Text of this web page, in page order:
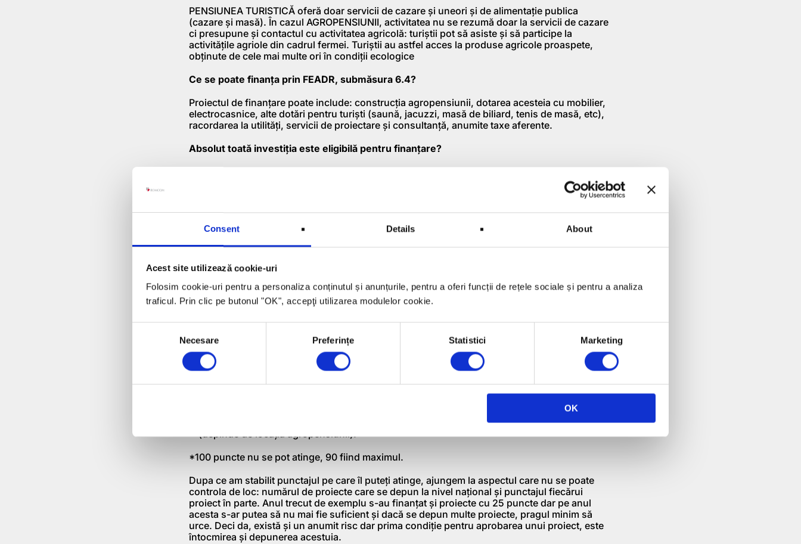
Consent Details About
Acest site utilizează cookie-uri
Folosim cookie-uri pentru a personaliza conținutul și anunțurile, pentru a oferi funcții de rețele sociale și pentru a analiza
traficul. Prin clic pe butonul "OK", accepţi utilizarea modulelor cookie.
Necesare Preferințe Statistici Marketing
OK
PENSIUNEA TURISTICĂ oferă doar servicii de cazare și uneori și de alimentație publica
(cazare și masă). În cazul AGROPENSIUNII, activitatea nu se rezumă doar la servicii de cazare
ci presupune și contactul cu activitatea agricolă: turiștii pot să asiste și să participe la
activitățile agriole din cadrul fermei. Turiștii au astfel acces la produse agricole proaspete,
obținute de cele mai multe ori în condiții ecologice
Ce se poate finanța prin FEADR, submăsura 6.4?
Proiectul de finanțare poate include: construcția agropensiunii, dotarea acesteia cu mobilier,
electrocasnice, alte dotări pentru turiști (saună, jacuzzi, masă de biliard, tenis de masă, etc),
racordarea la utilități, servicii de proiectare și consultanță, anumite taxe aferente.
Absolut toată investiția este eligibilă pentru finanțare?
refer la dormitorul acestuia și spațiile aferente dacă există (baie, dresing, etc). Bucataria, sala
de mese, livingul și alte spații comune sunt eligibile pentru finanțare integral. De asemenea nu
Aceasta este o întrebare care o aud tot mai des în ultima vreme dar care are un raspuns mai
complex. În primul rând contează punctajul pe care îl poate atinge proiectul dvs. Aici
discutăm de vechimea generală a firmei, vechimea firmei în agricultură și domeniul prioritar și
avem câteva situații:
O firmă nouă care doar în acest an a început activitatea agricolă și vrea sa facă o
O firmă cu vechime de 2 ani (cu profit în ultimul an) care doar în acest an a început
activitatea agricolă și vrea sa facă o agropensiune poate avea între 45 și 65 puncte
(depinde de locația agropensiunii).
O firmă cu vechime de 3 ani (cu profit în ultimii doi ai) care a început activitatea agricolă mai
de devreme de 12 luni și vrea sa facă o agropensiune poate avea între 70 și 90 puncte
(depinde de locația agropensiunii).
*100 puncte nu se pot atinge, 90 fiind maximul.
Dupa ce am stabilit punctajul pe care îl puteți atinge, ajungem la aspectul care nu se poate
controla de loc: numărul de proiecte care se depun la nivel național și punctajul fiecărui
proiect în parte. Anul trecut de exemplu s-au finanțat și proiecte cu 25 puncte dar pe anul
acesta s-ar putea să nu mai fie suficient și dacă se depun multe proiecte, pragul minim să
urce. Deci da, există și un anumit risc dar prima condiție pentru aprobarea unui proiect, este
întocmirea și depunerea acestuia.